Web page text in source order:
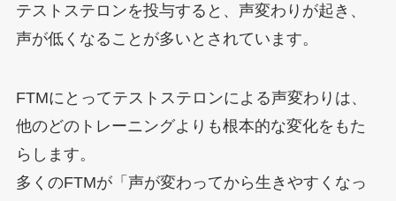
テストステロンを投与すると、声変わりが起き、
声が低くなることが多いとされています。
FTMにとってテストステロンによる声変わりは、
他のどのトレーニングよりも根本的な変化をもた
らします。
多くのFTMが「声が変わってから生きやすくなっ